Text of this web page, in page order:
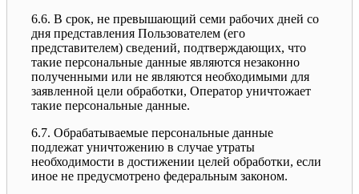
6.6. В срок, не превышающий семи рабочих дней со
дня представления Пользователем (его
представителем) сведений, подтверждающих, что
такие персональные данные являются незаконно
полученными или не являются необходимыми для
заявленной цели обработки, Оператор уничтожает
такие персональные данные.
6.7. Обрабатываемые персональные данные
подлежат уничтожению в случае утраты
необходимости в достижении целей обработки, если
иное не предусмотрено федеральным законом.